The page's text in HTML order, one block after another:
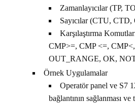
Zamanlayıcılar (TP,
Sayıcılar (CTU,
Karşılaştırma
CMP>=, CMP <=,
OUT_RANGE, OK,
Örnek Uygulamalar
Operatör panel ve S7
bağlantının sağlanması